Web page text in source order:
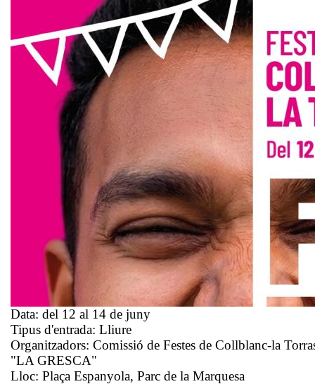
Data: del 12 al 14 de juny
Tipus d'entrada: Lliure
Organitzadors: Comissió de Festes de Collblanc-la
"LA GRESCA"
Lloc: Plaça Espanyola, Parc de la Marquesa